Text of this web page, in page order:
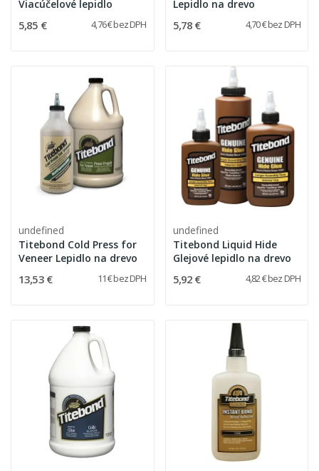
Viacúčelové lepidlo
5,85 € 4,76 € bez DPH
Lepidlo na drevo
5,78 € 4,70 € bez DPH
undefined
Titebond Cold Press for
Veneer Lepidlo na drevo
13,53 € 11 € bez DPH
undefined
Titebond Liquid Hide
Glejové lepidlo na drevo
5,92 € 4,82 € bez DPH